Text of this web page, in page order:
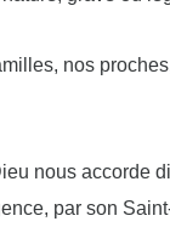
nos
nous accorde
par son